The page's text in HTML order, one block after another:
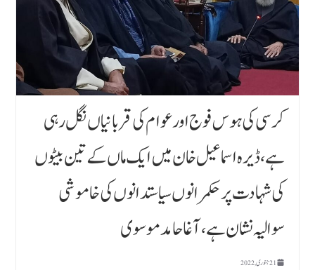
کرسی کی ہوس فوج اور عوام کی قربانیاں نگل رہی
ہے،ڈیرہ اسماعیل خان میں ایک ماں کے تین بیٹوں
کی شہادت پر حکمرانوں سیاستدانوں کی خاموشی
سوالیہ نشان ہے، آغا حامد موسوی
21 جنوری, 2022